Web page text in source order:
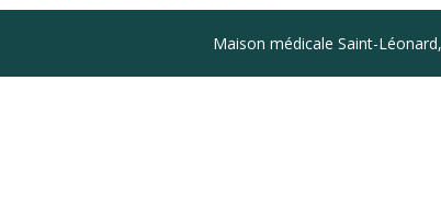
CoordonnéesMaison médicale Saint-